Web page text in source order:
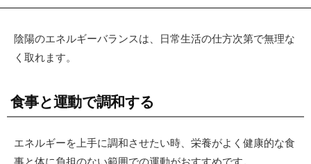
陰陽のエネルギーバランスは、日常生活の仕方次第で無理な
く取れます。
食事と運動で調和する
エネルギーを上手に調和させたい時、栄養がよく健康的な食